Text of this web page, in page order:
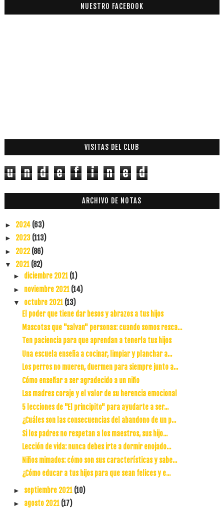
NUESTRO FACEBOOK
VISITAS DEL CLUB
u n d e f i n e d
ARCHIVO DE NOTAS
► 2024 (63)
► 2023 (113)
► 2022(86)
▼ 2021 (82)
► diciembre 2021 (1)
► noviembre 2021 (14)
▼ octubre 2021 (13)
El poder que tiene dar besos y abrazos a tus hijos
Mascotas que "salvan" personas: cuando somos resca...
Ten paciencia para que aprendan a tenerla tus hijos
Una escuela enseña a cocinar, limpiar y planchar a...
Los perros no mueren, duermen para siempre junto a...
Cómo enseñar a ser agradecido a un niño
Las madres coraje y el valor de su herencia emocional
5 lecciones de "El principito" para ayudarte a ser...
¿Cuáles son las consecuencias del abandono de un p...
Si los padres no respetan a los maestros, sus hijo...
Lección de vida: nunca debes irte a dormir enojado...
Niños mimados: cómo son sus características y sabe...
¿Cómo educar a tus hijos para que sean felices y e...
► septiembre 2021 (10)
► agosto 2021 (17)